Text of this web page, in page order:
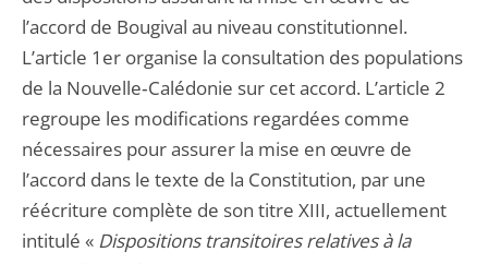
l’accord de Bougival au niveau constitutionnel.
L’article 1er organise la consultation des populations
de la Nouvelle‑Calédonie sur cet accord. L’article 2
regroupe les modifications regardées comme
nécessaires pour assurer la mise en œuvre de
l’accord dans le texte de la Constitution, par une
réécriture complète de son titre XIII, actuellement
intitulé « Dispositions transitoires relatives à la